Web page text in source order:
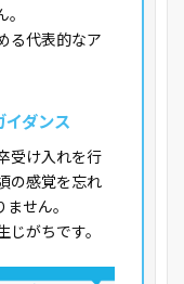
る代表的なア
ダンス
受け入れを行
の感覚を忘れ
せん。
がちです。